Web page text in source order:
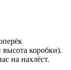
коробки).
на нахлёст.